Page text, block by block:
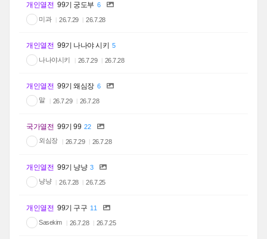
개인열전 99기 궁도부 6
미과
26.7.29 26.7.28
개인열전 99기 나나야 시키
5
나나야시키
26.7.29 26.7.28
개인열전 99기 왜심장 6
말
26.7.29 26.7.28
국가열전 99기 99 22
외심장
26.7.29 26.7.28
개인열전 99기 냥냥 3
냥냥
26.7.28 26.7.25
개인열전 99기 구구 11
Sasekim 26.7.28 26.7.25